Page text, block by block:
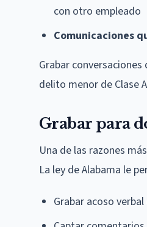
con otro empleado
Comunicaciones
Grabar
delito menor de Clase
Grabar para
Una de las razones
La ley de Alabama le
Grabar acoso